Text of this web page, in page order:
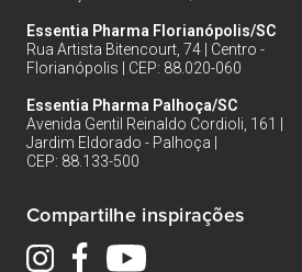
Essentia Pharma Florianópolis/SC
Rua Artista Bitencourt, 74 | Centro -
Florianópolis | CEP: 88.020-060
Essentia Pharma Palhoça/SC
Avenida Gentil Reinaldo Cordioli, 161 |
Jardim Eldorado - Palhoça |
CEP: 88.133-500
Compartilhe inspirações